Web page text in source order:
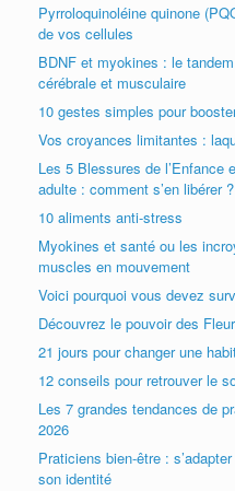
Pyrroloquinoléine quinone
de vos cellules
BDNF et myokines : le
cérébrale et musculaire
10 gestes simples pour
Vos croyances limitantes :
Les 5 Blessures de l’Enfance
adulte : comment s’en libérer ?
10 aliments anti-stress
Myokines et santé ou les
muscles en mouvement
Voici pourquoi vous devez
Découvrez le pouvoir des
21 jours pour changer une
12 conseils pour retrouver le
Les 7 grandes tendances de
2026
Praticiens bien-être :
son identité